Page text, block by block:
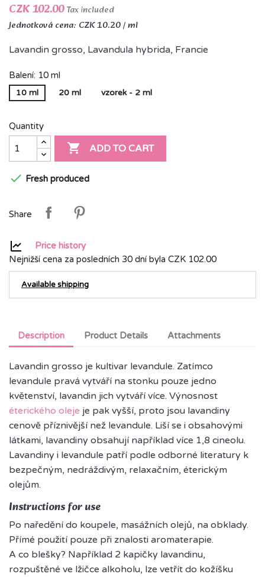
CZK 102.00Tax included
Jednotková cena: CZK 10.20 / ml
Lavandin grosso, Lavandula hybrida, Francie
Balení: 10 ml
10 ml 20 ml vzorek - 2 ml
Quantity
 ADD TO CART
 Fresh produced
Share
Price history
Nejnižší cena za posledních 30 dní byla CZK 102.00
Available shipping
Description Product Details Attachments
Lavandin grosso je kultivar levandule. Zatímco
levandule pravá vytváří na stonku pouze jedno
květenství, lavandin jich vytváří více. Výnosnost
éterického oleje je pak vyšší, proto jsou lavandiny
cenově příznivější než levandule. Liší se i obsahovými
látkami, lavandiny obsahují například více 1,8 cineolu.
Lavandiny i levandule patří podle odborné literatury k
bezpečným, nedráždivým, relaxačním, éterickým
olejům.
Instructions for use
Po naředění do koupele, masážních olejů, na obklady.
Přímé použití pouze při znalosti aromaterapie.
A co blešky? Například 2 kapičky lavandinu,
rozpuštěné ve lžičce alkoholu, lze vetřít do kožíšku